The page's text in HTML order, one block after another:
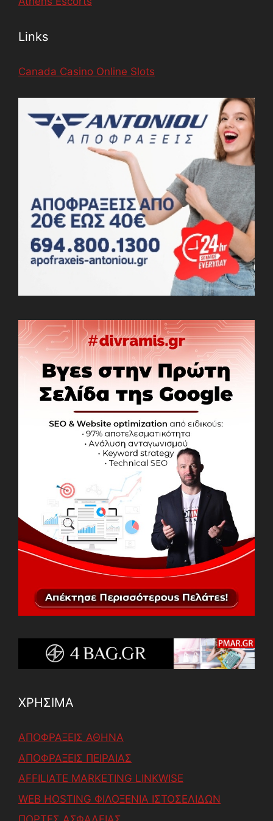
Links
Canada Casino Online Slots
ΧΡΗΣΙΜΑ
ΑΠΟΦΡΑΞΕΙΣ ΑΘΗΝΑ
ΑΠΟΦΡΑΞΕΙΣ ΠΕΙΡΑΙΑΣ
AFFILIATE MARKETING LINKWISE
WEB HOSTING ΦΙΛΟΞΕΝΙΑ ΙΣΤΟΣΕΛΙΔΩΝ